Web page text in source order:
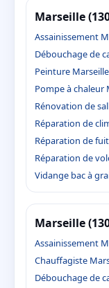
Marseille
Assainissement
Débouchage de
Peinture Marseille
Pompe à chaleur
Rénovation de
Réparation de
Réparation de
Réparation de
Vidange bac à
Marseille
Assainissement
Chauffagiste
Débouchage de